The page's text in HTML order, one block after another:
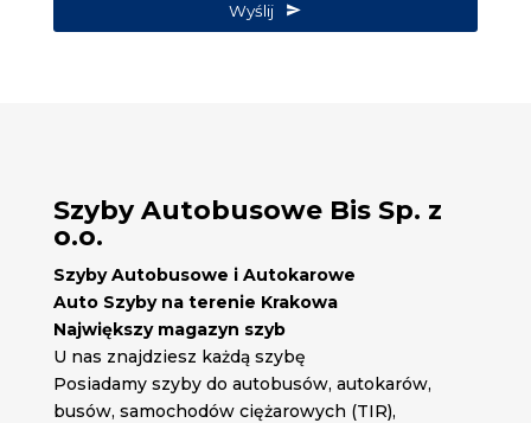
Wyślij
Szyby Autobusowe Bis Sp. z
o.o.
Szyby Autobusowe i Autokarowe
Auto Szyby na terenie Krakowa
Największy magazyn szyb
U nas znajdziesz każdą szybę
Posiadamy szyby do autobusów, autokarów,
busów, samochodów ciężarowych (TIR),